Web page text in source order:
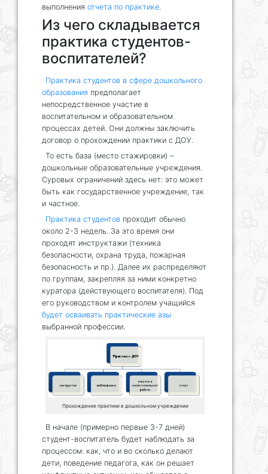
выполнения отчета по практике.
Из чего складывается
практика студентов-
воспитателей?
Практика студентов в сфере дошкольного
образования предполагает
непосредственное участие в
воспитательном и образовательном
процессах детей. Они должны заключить
договор о прохождении практики с ДОУ.
То есть база (место стажировки) –
дошкольные образовательные учреждения.
Суровых ограничений здесь нет: это может
быть как государственное учреждение, так
и частное.
Практика студентов проходит обычно
около 2-3 недель. За это время они
проходят инструктажи (техника
безопасности, охрана труда, пожарная
безопасность и пр.). Далее их распределяют
по группам, закрепляя за ними конкретно
куратора (действующего воспитателя). Под
его руководством и контролем учащийся
будет осваивать практические азы
выбранной профессии.
Прохождение практики в дошкольном учреждении
В начале (примерно первые 3-7 дней)
студент-воспитатель будет наблюдать за
процессом: как, что и во сколько делают
дети, поведение педагога, как он решает